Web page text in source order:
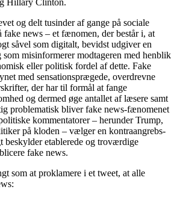
Hillary Clinton.
og delt tusinder af gange på sociale
fake news – et fænomen, der består i, at
såvel som digitalt, bevidst udgiver en
som misinformerer modtageren med henblik
eller politisk fordel af dette. Fake
med sensationsprægede, overdrevne
der har til formål at fange
og dermed øge antallet af læsere samt
problematisk bliver fake news-fænomenet
kommentatorer – herunder Trump,
på kloden – vælger en kontraangrebs-
beskylder etablerede og troværdige
fake news.
som at proklamere i et tweet, at alle